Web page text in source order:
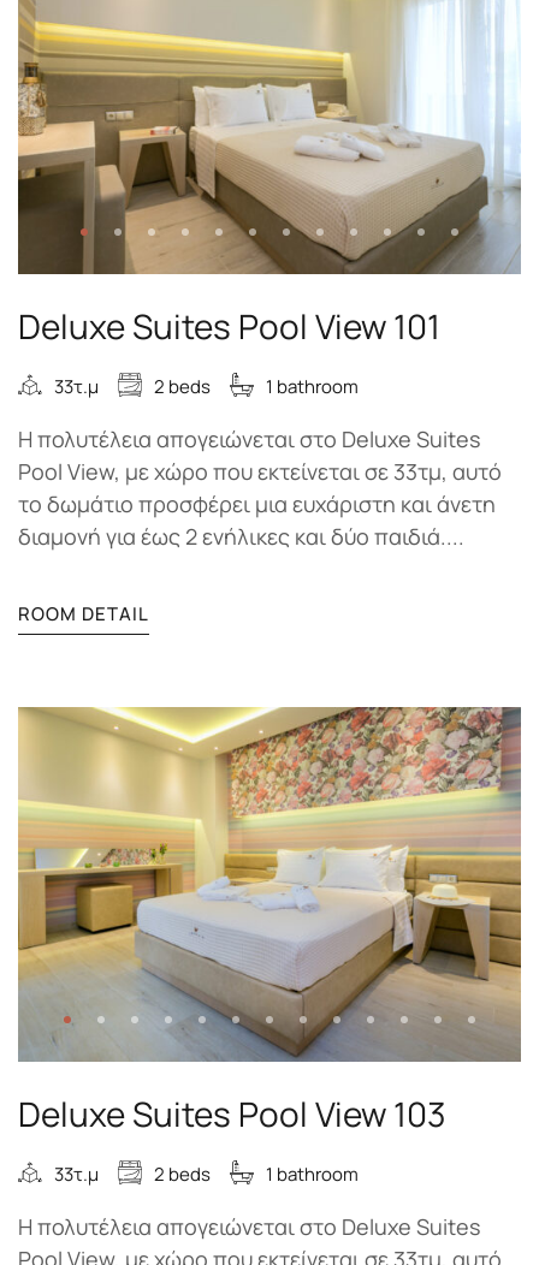
Deluxe Suites Pool View 101
33τ.μ 2 beds 1 bathroom
Η πολυτέλεια απογειώνεται στο Deluxe Suites
Pool View, με χώρο που εκτείνεται σε 33τμ, αυτό
το δωμάτιο προσφέρει μια ευχάριστη και άνετη
διαμονή για έως 2 ενήλικες και δύο παιδιά....
ROOM DETAIL
Deluxe Suites Pool View 103
33τ.μ 2 beds 1 bathroom
Η πολυτέλεια απογειώνεται στο Deluxe Suites
Pool View, με χώρο που εκτείνεται σε 33τμ, αυτό